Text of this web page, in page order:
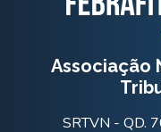
Associação
SRTVN - QD.